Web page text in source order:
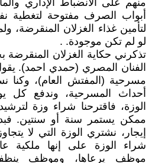
منهم على الانضباط الإداري
أبواب الصرف مفتوحة لتغطية
لتأمين غذاء الغزلان المنقرضة،
لو لم تكن موجودة. .
تذكرني حكاية الغزلان المنقرضة
مسرحية (المفتش العام)،
الوزة، فاقترحنا شراء وزة
شراء الوزة على إنها ملكية
موظف يرعاها، وموظف